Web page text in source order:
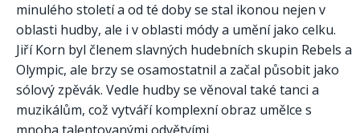
minulého století a od té doby se stal ikonou nejen v
oblasti hudby, ale i v oblasti módy a umění jako celku.
Jiří Korn byl členem slavných hudebních skupin Rebels a
Olympic, ale brzy se osamostatnil a začal působit jako
sólový zpěvák. Vedle hudby se věnoval také tanci a
muzikálům, což vytváří komplexní obraz umělce s